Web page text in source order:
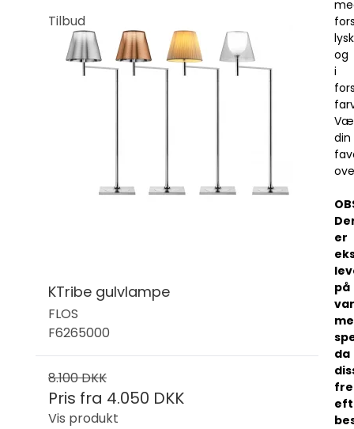
Tilbud
KTribe gulvlampe
FLOS
F6265000
8.100 DKK
Pris fra 4.050 DKK
Vis produkt
og
i
din
er
på
da